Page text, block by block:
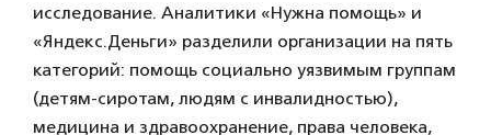
исследование. Аналитики «Нужна помощь» и
«Яндекс.Деньги» разделили организации на пять
категорий: помощь социально уязвимым группам
(детям-сиротам, людям с инвалидностью),
медицина и здравоохранение, права человека,